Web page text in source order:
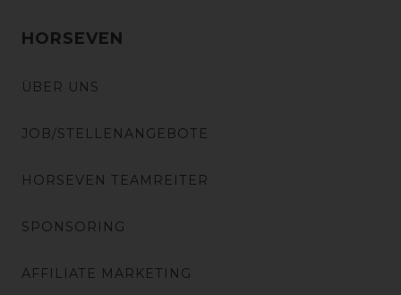
HORSEVEN
ÜBER UNS
JOB/STELLENANGEBOTE
HORSEVEN TEAMREITER
SPONSORING
AFFILIATE MARKETING